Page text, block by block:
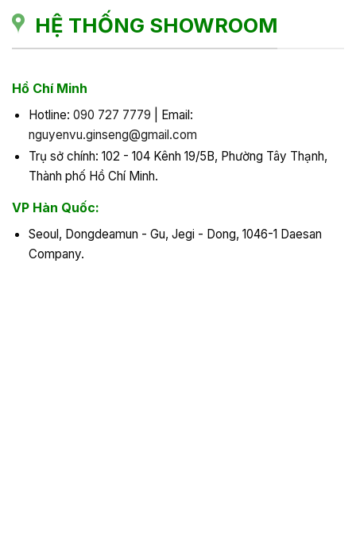
HỆ THỐNG SHOWROOM
Hồ Chí Minh
Hotline: 090 727 7779 | Email:
nguyenvu.ginseng@gmail.com
Trụ sở chính: 102 - 104 Kênh 19/5B, Phường Tây Thạnh,
Thành phố Hồ Chí Minh.
VP Hàn Quốc:
Seoul, Dongdeamun - Gu, Jegi - Dong, 1046-1 Daesan
Company.